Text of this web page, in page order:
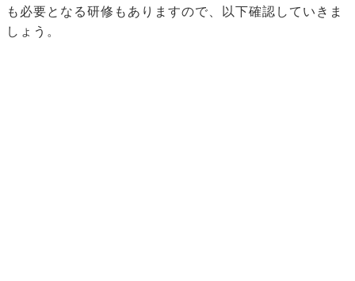
も必要となる研修もありますので、以下確認していきま
しょう。